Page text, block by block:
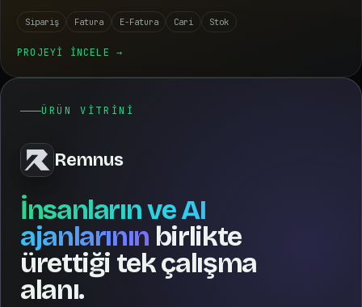
Sipariş Fatura E-Fatura Cari Stok
PROJEYI INCELE →
ÜRÜN VITRINI
Remnus
İnsanların ve AI
ajanlarının birlikte
ürettiği tek çalışma
alanı.